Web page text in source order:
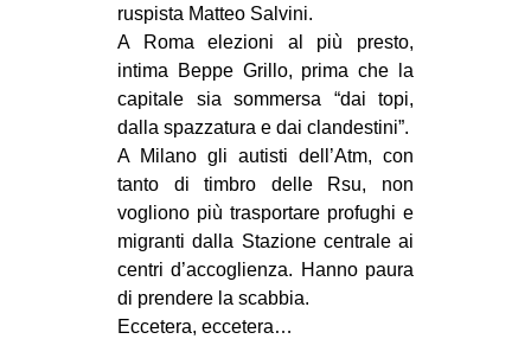
in
Fb
tw
ms
SEARCH
ruspista Matteo Salvini.
A Roma elezioni al più presto,
intima Beppe Grillo, prima che la
capitale sia sommersa “dai topi,
dalla spazzatura e dai clandestini”.
A Milano gli autisti dell’Atm, con
tanto di timbro delle Rsu, non
vogliono più trasportare profughi e
migranti dalla Stazione centrale ai
centri d’accoglienza. Hanno paura
di prendere la scabbia.
Eccetera, eccetera…